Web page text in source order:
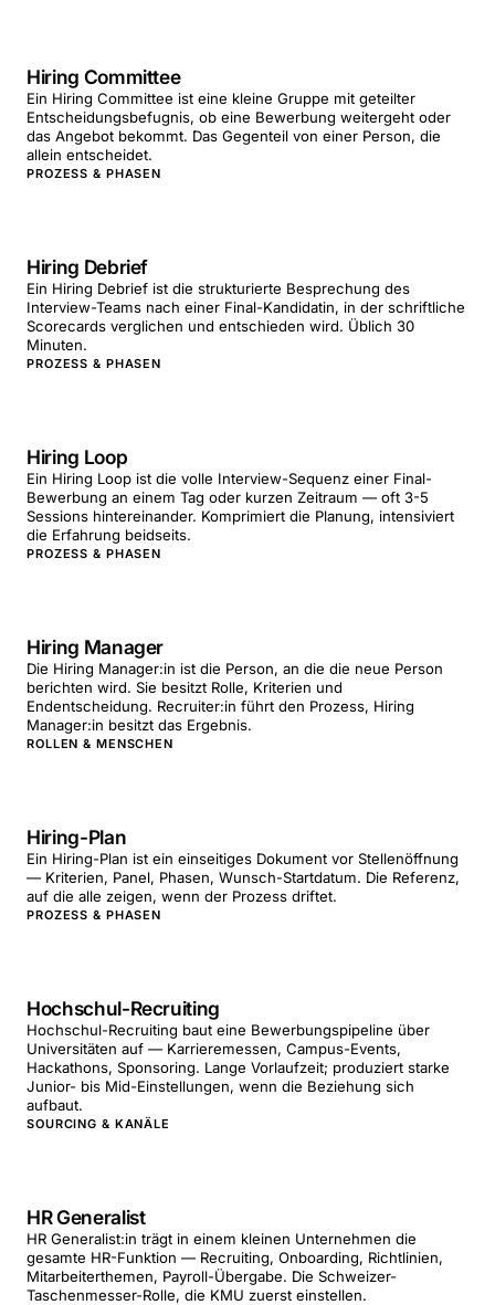
Hiring Committee
Ein Hiring Committee ist eine kleine Gruppe mit geteilter
Entscheidungsbefugnis, ob eine Bewerbung weitergeht oder
das Angebot bekommt. Das Gegenteil von einer Person, die
allein entscheidet.
PROZESS & PHASEN
Hiring Debrief
Ein Hiring Debrief ist die strukturierte Besprechung des
Interview-Teams nach einer Final-Kandidatin, in der schriftliche
Scorecards verglichen und entschieden wird. Üblich 30
Minuten.
PROZESS & PHASEN
Hiring Loop
Ein Hiring Loop ist die volle Interview-Sequenz einer Final-
Bewerbung an einem Tag oder kurzen Zeitraum — oft 3-5
Sessions hintereinander. Komprimiert die Planung, intensiviert
die Erfahrung beidseits.
PROZESS & PHASEN
Hiring Manager
Die Hiring Manager:in ist die Person, an die die neue Person
berichten wird. Sie besitzt Rolle, Kriterien und
Endentscheidung. Recruiter:in führt den Prozess, Hiring
Manager:in besitzt das Ergebnis.
ROLLEN & MENSCHEN
Hiring-Plan
Ein Hiring-Plan ist ein einseitiges Dokument vor Stellenöffnung
— Kriterien, Panel, Phasen, Wunsch-Startdatum. Die Referenz,
auf die alle zeigen, wenn der Prozess driftet.
PROZESS & PHASEN
Hochschul-Recruiting
Hochschul-Recruiting baut eine Bewerbungspipeline über
Universitäten auf — Karrieremessen, Campus-Events,
Hackathons, Sponsoring. Lange Vorlaufzeit; produziert starke
Junior- bis Mid-Einstellungen, wenn die Beziehung sich
aufbaut.
SOURCING & KANÄLE
HR Generalist
HR Generalist:in trägt in einem kleinen Unternehmen die
gesamte HR-Funktion — Recruiting, Onboarding, Richtlinien,
Mitarbeiterthemen, Payroll-Übergabe. Die Schweizer-
Taschenmesser-Rolle, die KMU zuerst einstellen.